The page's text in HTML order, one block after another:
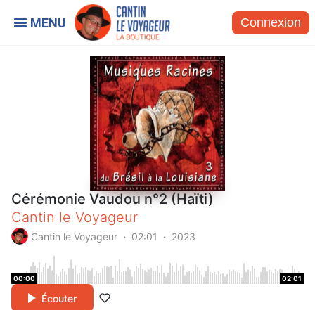
Connexion
Cérémonie Vaudou n°2 (Haïti)
Cantin le Voyageur
Cantin le Voyageur 02:01 2023
00:00 02:01
Écouter